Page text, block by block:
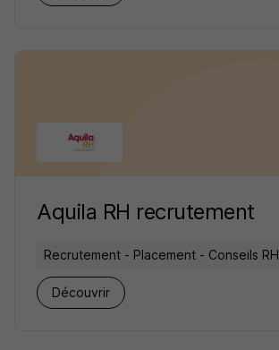
Aquila RH recrutement
Recrutement - Placement - Conseils RH
Découvrir